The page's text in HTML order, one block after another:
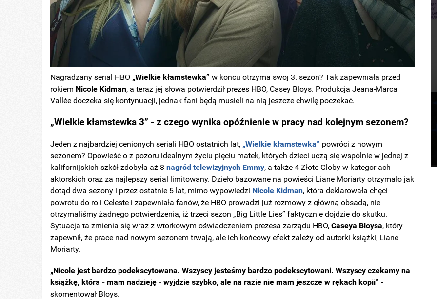
Nagradzany serial HBO „Wielkie kłamstewka” w końcu otrzyma swój 3. sezon? Tak zapewniała przed
rokiem Nicole Kidman, a teraz jej słowa potwierdził prezes HBO, Casey Bloys. Produkcja Jeana-Marca
Vallée doczeka się kontynuacji, jednak fani będą musieli na nią jeszcze chwilę poczekać.
„Wielkie kłamstewka 3” - z czego wynika opóźnienie w pracy nad kolejnym sezonem?
Jeden z najbardziej cenionych seriali HBO ostatnich lat, „Wielkie kłamstewka” powróci z nowym
sezonem? Opowieść o z pozoru idealnym życiu pięciu matek, których dzieci uczą się wspólnie w jednej z
kalifornijskich szkół zdobyła aż 8nagród telewizyjnych Emmy, a także 4 Złote Globy w kategoriach
aktorskich oraz za najlepszy serial limitowany. Dzieło bazowane na powieści Liane Moriarty otrzymało jak
dotąd dwa sezony i przez ostatnie 5 lat, mimo wypowiedzi Nicole Kidman, która deklarowała chęci
powrotu do roli Celeste i zapewniała fanów, że HBO prowadzi już rozmowy z główną obsadą, nie
otrzymaliśmy żadnego potwierdzenia, iż trzeci sezon „Big Little Lies” faktycznie dojdzie do skutku.
Sytuacja ta zmienia się wraz z wtorkowym oświadczeniem prezesa zarządu HBO,Caseya Bloysa, który
zapewnił, że prace nad nowym sezonem trwają, ale ich końcowy efekt zależy od autorki książki, Liane
Moriarty.
„Nicole jest bardzo podekscytowana. Wszyscy jesteśmy bardzo podekscytowani. Wszyscy czekamy na
książkę, która - mam nadzieję - wyjdzie szybko, ale na razie nie mam jeszcze w rękach kopii” -
skomentował Bloys.